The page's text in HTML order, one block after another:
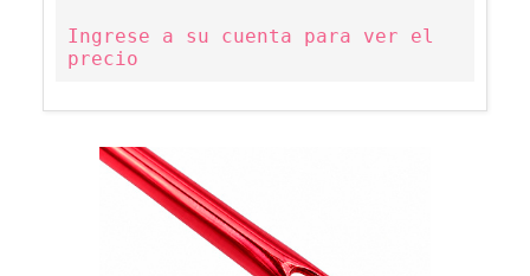
Ingrese a su cuenta para ver el
precio